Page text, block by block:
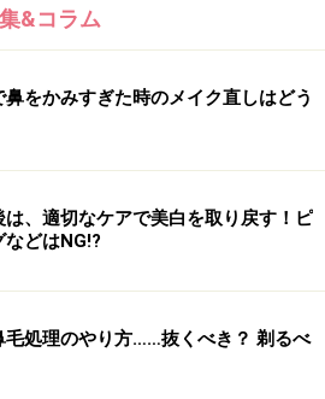
防ぐ指標で数字が大きいほど効果
表面にダメージを与え、シミ・
因になると言われてます。
標で「＋」「＋＋」という表示
、肌の奥までダメージを与えコラ
やたるみの原因になると言われて
なるほど、肌の負担を増しますの
ア剤自体の素材にも注目。オーガ
る肌にやさしいものあります。長
&コラム
鼻をかみすぎた時のメイク直しはどう
は、適切なケアで美白を取り戻す！ピ
などはNG!?
毛処理のやり方……抜くべき？ 剃るべ